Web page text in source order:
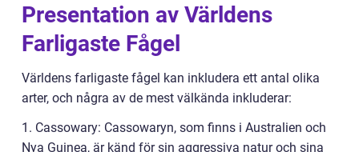
Presentation av Världens
Farligaste Fågel
Världens farligaste fågel kan inkludera ett antal olika
arter, och några av de mest välkända inkluderar:
1. Cassowary: Cassowaryn, som finns i Australien och
Nya Guinea, är känd för sin aggressiva natur och sina